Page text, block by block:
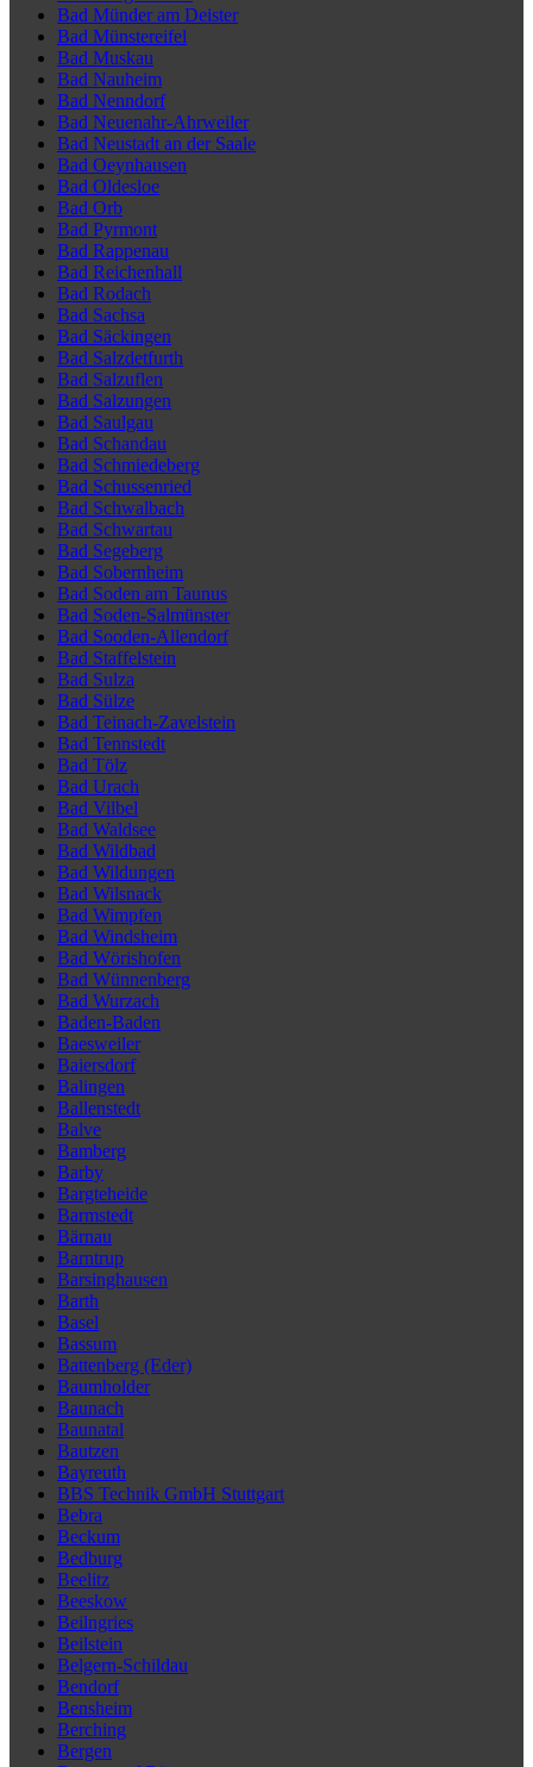
Bad Münder am Deister
Bad Münstereifel
Bad Muskau
Bad Nauheim
Bad Nenndorf
Bad Neuenahr-Ahrweiler
Bad Neustadt an der Saale
Bad Oeynhausen
Bad Oldesloe
Bad Orb
Bad Pyrmont
Bad Rappenau
Bad Reichenhall
Bad Rodach
Bad Sachsa
Bad Säckingen
Bad Salzdetfurth
Bad Salzuflen
Bad Salzungen
Bad Saulgau
Bad Schandau
Bad Schmiedeberg
Bad Schussenried
Bad Schwalbach
Bad Schwartau
Bad Segeberg
Bad Sobernheim
Bad Soden am Taunus
Bad Soden-Salmünster
Bad Sooden-Allendorf
Bad Staffelstein
Bad Sulza
Bad Sülze
Bad Teinach-Zavelstein
Bad Tennstedt
Bad Tölz
Bad Urach
Bad Vilbel
Bad Waldsee
Bad Wildbad
Bad Wildungen
Bad Wilsnack
Bad Wimpfen
Bad Windsheim
Bad Wörishofen
Bad Wünnenberg
Bad Wurzach
Baden-Baden
Baesweiler
Baiersdorf
Balingen
Ballenstedt
Balve
Bamberg
Barby
Bargteheide
Barmstedt
Bärnau
Barntrup
Barsinghausen
Barth
Basel
Bassum
Battenberg (Eder)
Baumholder
Baunach
Baunatal
Bautzen
Bayreuth
BBS Technik GmbH Stuttgart
Bebra
Beckum
Bedburg
Beelitz
Beeskow
Beilngries
Beilstein
Belgern-Schildau
Bendorf
Bensheim
Berching
Bergen